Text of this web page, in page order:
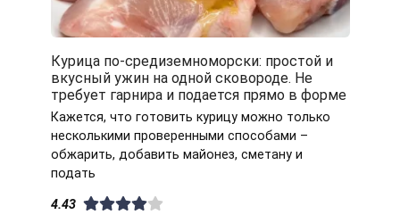
Курица по-средиземноморски: простой и
вкусный ужин на одной сковороде. Не
требует гарнира и подается прямо в форме
Кажется, что готовить курицу можно только
несколькими проверенными способами –
обжарить, добавить майонез, сметану и
подать
4.43